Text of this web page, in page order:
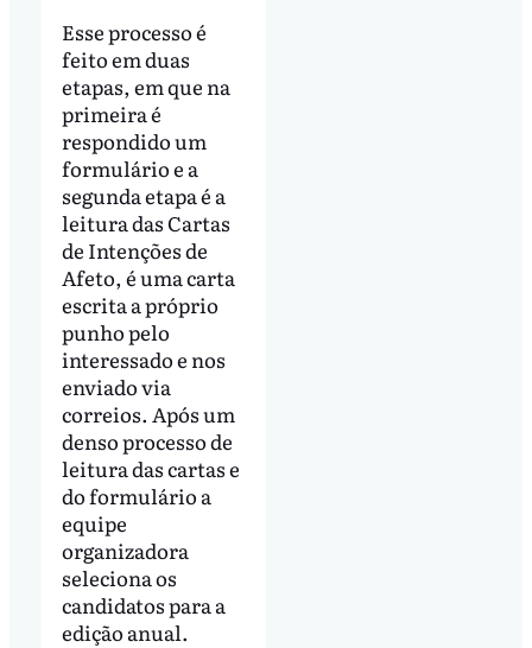
Esse processo é
feito em duas
etapas, em que na
primeira é
respondido um
formulário e a
segunda etapa é a
leitura das Cartas
de Intenções de
Afeto, é uma carta
escrita a próprio
punho pelo
interessado e nos
enviado via
correios. Após um
denso processo de
leitura das cartas e
do formulário a
equipe
organizadora
seleciona os
candidatos para a
edição anual.